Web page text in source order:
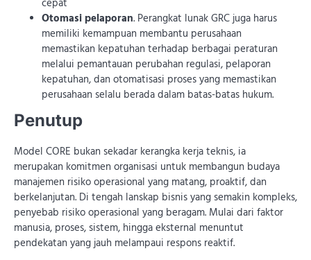
Otomasi pelaporan. Perangkat lunak GRC juga harus
memiliki kemampuan membantu perusahaan
memastikan kepatuhan terhadap berbagai peraturan
melalui pemantauan perubahan regulasi, pelaporan
kepatuhan, dan otomatisasi proses yang memastikan
perusahaan selalu berada dalam batas-batas hukum.
Penutup
Model CORE bukan sekadar kerangka kerja teknis, ia
merupakan komitmen organisasi untuk membangun budaya
manajemen risiko operasional yang matang, proaktif, dan
berkelanjutan. Di tengah lanskap bisnis yang semakin kompleks,
penyebab risiko operasional yang beragam. Mulai dari faktor
manusia, proses, sistem, hingga eksternal menuntut
pendekatan yang jauh melampaui respons reaktif.